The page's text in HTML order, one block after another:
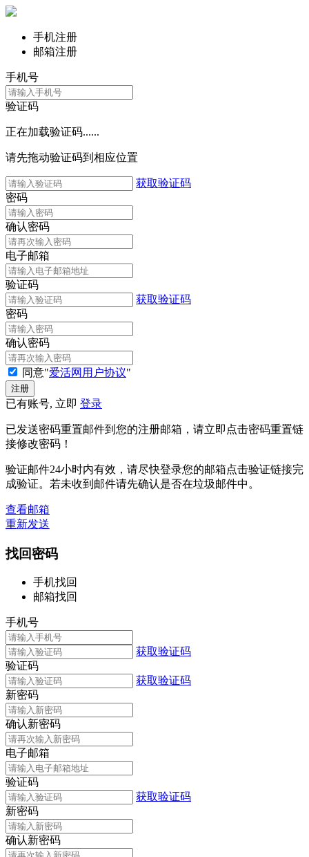
手机注册
邮箱注册
手机号
验证码
正在加载验证码......
请先拖动验证码到相应位置
获取验证码
密码
确认密码
电子邮箱
验证码
获取验证码
密码
确认密码
同意"爱活网用户协议"
已有账号, 立即 登录
已发送密码重置邮件到您的注册邮箱，请立即点击密码重置链
接修改密码！
验证邮件24小时内有效，请尽快登录您的邮箱点击验证链接完
成验证。若未收到邮件请先确认是否在垃圾邮件中。
查看邮箱
重新发送
找回密码
手机找回
邮箱找回
手机号
获取验证码
验证码
获取验证码
新密码
确认新密码
电子邮箱
验证码
获取验证码
新密码
确认新密码